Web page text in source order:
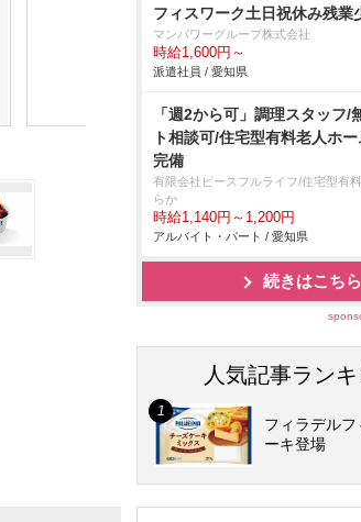
フィスワーク土日祝休み残業
マンパワーグループ株式会社
時給1,600円～
派遣社員 / 愛知県
「週2から可」調理スタッフ/
ト相談可/住宅型有料老人ホ
完備
有限会社ピースフルライフ/住宅型有
らか
時給1,140円～1,200円
アルバイト・パート / 愛知県
続きはこちら
人気記事ラン
フィラデル
ーキ登場